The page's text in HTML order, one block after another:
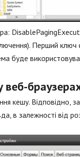
Перший ключ
буде
кешу. Відповідно,
в залежності від